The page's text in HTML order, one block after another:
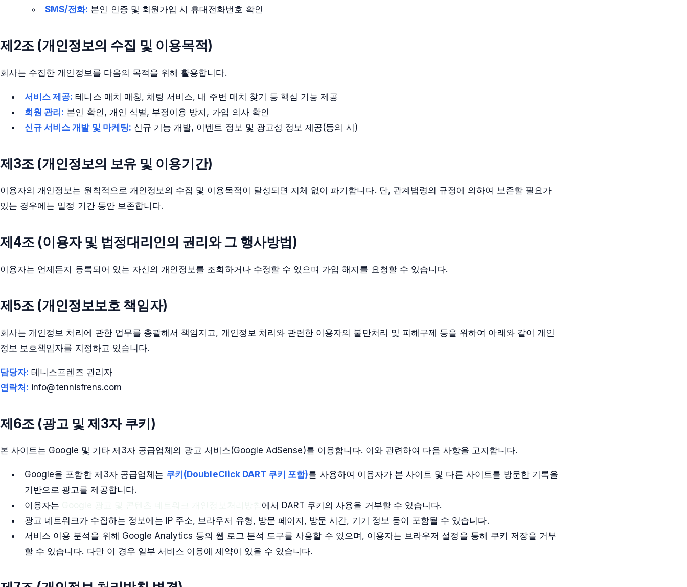
SMS/전화: 본인 인증 및 회원가입 시 휴대전화번호 확인
제2조 (개인정보의 수집 및 이용목적)
회사는 수집한 개인정보를 다음의 목적을 위해 활용합니다.
서비스 제공: 테니스 매치 매칭, 채팅 서비스, 내 주변 매치 찾기 등 핵심 기능 제공
회원 관리: 본인 확인, 개인 식별, 부정이용 방지, 가입 의사 확인
신규 서비스 개발 및 마케팅: 신규 기능 개발, 이벤트 정보 및 광고성 정보 제공(동의 시)
제3조 (개인정보의 보유 및 이용기간)
이용자의 개인정보는 원칙적으로 개인정보의 수집 및 이용목적이 달성되면 지체 없이 파기합니다. 단, 관계법령의 규정에 의하여 보존할 필요가
있는 경우에는 일정 기간 동안 보존합니다.
제4조 (이용자 및 법정대리인의 권리와 그 행사방법)
이용자는 언제든지 등록되어 있는 자신의 개인정보를 조회하거나 수정할 수 있으며 가입 해지를 요청할 수 있습니다.
제5조 (개인정보보호 책임자)
회사는 개인정보 처리에 관한 업무를 총괄해서 책임지고, 개인정보 처리와 관련한 이용자의 불만처리 및 피해구제 등을 위하여 아래와 같이 개인
정보 보호책임자를 지정하고 있습니다.
담당자: 테니스프렌즈 관리자
연락처: info@tennisfrens.com
제6조 (광고 및 제3자 쿠키)
본 사이트는 Google 및 기타 제3자 공급업체의 광고 서비스(Google AdSense)를 이용합니다. 이와 관련하여 다음 사항을 고지합니다.
Google을 포함한 제3자 공급업체는 쿠키(DoubleClick DART 쿠키 포함)를 사용하여 이용자가 본 사이트 및 다른 사이트를 방문한 기록을
기반으로 광고를 제공합니다.
이용자는
에서 DART 쿠키의 사용을 거부할 수 있습니다.
광고 네트워크가 수집하는 정보에는 IP 주소, 브라우저 유형, 방문 페이지, 방문 시간, 기기 정보 등이 포함될 수 있습니다.
서비스 이용 분석을 위해 Google Analytics 등의 웹 로그 분석 도구를 사용할 수 있으며, 이용자는 브라우저 설정을 통해 쿠키 저장을 거부
할 수 있습니다. 다만 이 경우 일부 서비스 이용에 제약이 있을 수 있습니다.